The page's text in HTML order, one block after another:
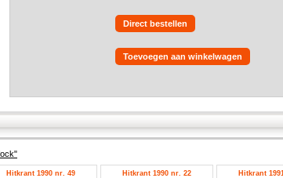
Direct bestellen
Toevoegen aan winkelwagen
Hitkrant 1990 nr. 49 Hitkrant 1990 nr. 22 Hitkrant